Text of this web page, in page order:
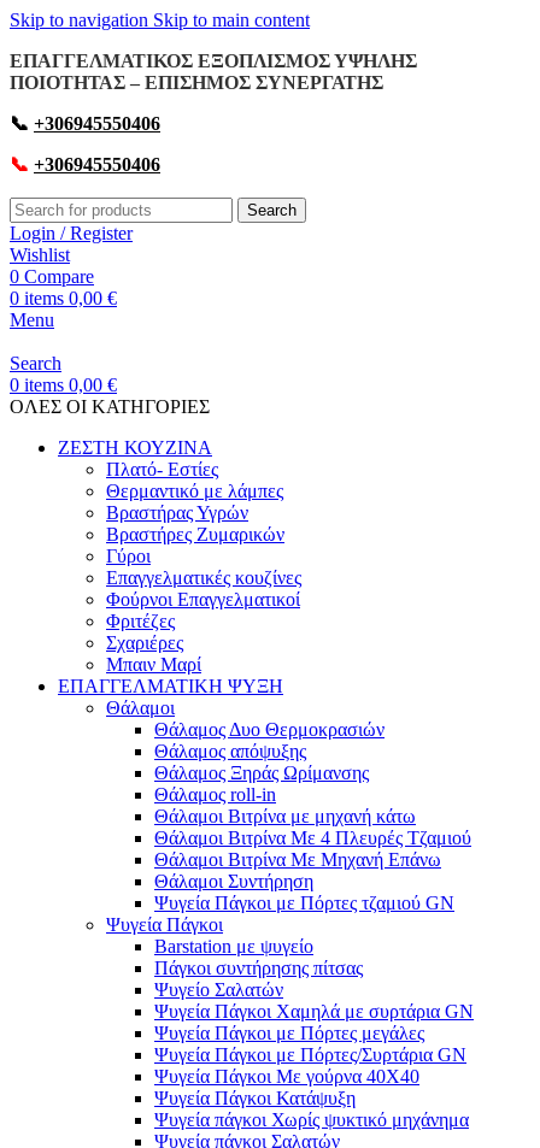
Skip to navigation Skip to main content
ΕΠΑΓΓΕΛΜΑΤΙΚΟΣ ΕΞΟΠΛΙΣΜΟΣ ΥΨΗΛΗΣ
ΠΟΙΟΤΗΤΑΣ – ΕΠΙΣΗΜΟΣ ΣΥΝΕΡΓΑΤΗΣ
📞 +306945550406
📞 +306945550406
Search
Login / Register
Wishlist
0 Compare
0 items 0,00 €
Menu
Search
0 items 0,00 €
OΛΕΣ ΟΙ ΚΑΤΗΓΟΡΙΕΣ
ΖΕΣΤΗ ΚΟΥΖΙΝΑ
Πλατό- Εστίες
Θερμαντικό με λάμπες
Βραστήρας Υγρών
Βραστήρες Ζυμαρικών
Γύροι
Επαγγελματικές κουζίνες
Φούρνοι Επαγγελματικοί
Φριτέζες
Σχαριέρες
Μπαιν Μαρί
ΕΠΑΓΓΕΛΜΑΤΙΚΗ ΨΥΞΗ
Θάλαμοι
Θάλαμος Δυο Θερμοκρασιών
Θάλαμος απόψυξης
Θάλαμος Ξηράς Ωρίμανσης
Θάλαμος roll-in
Θάλαμοι Βιτρίνα με μηχανή κάτω
Θάλαμοι Βιτρίνα Με 4 Πλευρές Τζαμιού
Θάλαμοι Βιτρίνα Με Μηχανή Επάνω
Θάλαμοι Συντήρηση
Ψυγεία Πάγκοι με Πόρτες τζαμιού GN
Ψυγεία Πάγκοι
Barstation με ψυγείο
Πάγκοι συντήρησης πίτσας
Ψυγείο Σαλατών
Ψυγεία Πάγκοι Χαμηλά με συρτάρια GN
Ψυγεία Πάγκοι με Πόρτες μεγάλες
Ψυγεία Πάγκοι με Πόρτες/Συρτάρια GN
Ψυγεία Πάγκοι Με γούρνα 40Χ40
Ψυγεία Πάγκοι Κατάψυξη
Ψυγεία πάγκοι Χωρίς ψυκτικό μηχάνημα
Ψυγεία πάγκοι Σαλατών